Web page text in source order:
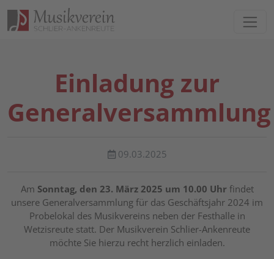
Direkt zur Hauptnavigation springen
Direkt zum Inhalt springen
Einladung zur
Generalversammlung
09.03.2025
Am Sonntag, den 23. März 2025 um 10.00 Uhrfindet
unsere Generalversammlung für das Geschäftsjahr 2024 im
Probelokal des Musikvereins neben der Festhalle in
Wetzisreute statt. Der Musikverein Schlier-Ankenreute
möchte Sie hierzu recht herzlich einladen.